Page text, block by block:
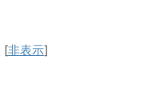
[非表示]